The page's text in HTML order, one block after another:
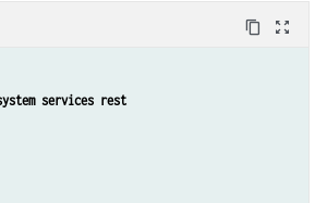
content_copy zoom_out_map
services rest